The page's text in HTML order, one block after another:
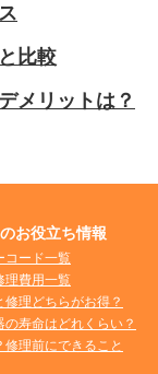
比較
メリットは？
お役立ち情報
コード一覧
理費用一覧
修理どちらがお得？
の寿命はどれくらい？
修理前にできること